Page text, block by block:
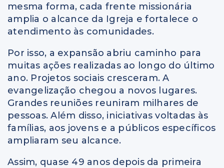
mesma forma, cada frente missionária
amplia o alcance da Igreja e fortalece o
atendimento às comunidades.
Por isso, a expansão abriu caminho para
muitas ações realizadas ao longo do último
ano. Projetos sociais cresceram. A
evangelização chegou a novos lugares.
Grandes reuniões reuniram milhares de
pessoas. Além disso, iniciativas voltadas às
famílias, aos jovens e a públicos específicos
ampliaram seu alcance.
Assim, quase 49 anos depois da primeira